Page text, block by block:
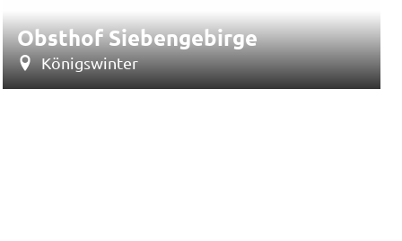
Obsthof Siebengebirge
Königswinter